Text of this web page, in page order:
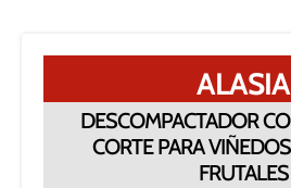
ALASIA
DESCOMPACTADOR
CORTE PARA
FRUTALES